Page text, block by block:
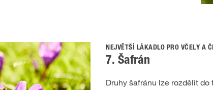
NEJVĚTŠÍ LÁKADLO PRO VČELY A
7. Šafrán
Druhy šafránu lze rozdělit